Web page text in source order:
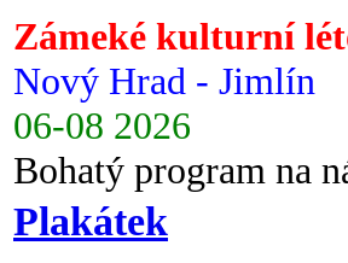
Zámeké kulturní
Nový Hrad - Jimlín
06-08 2026
Bohatý program na
Plakátek